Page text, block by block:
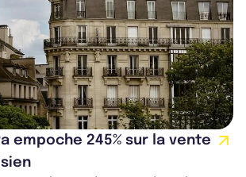
empoche 245% sur la vente